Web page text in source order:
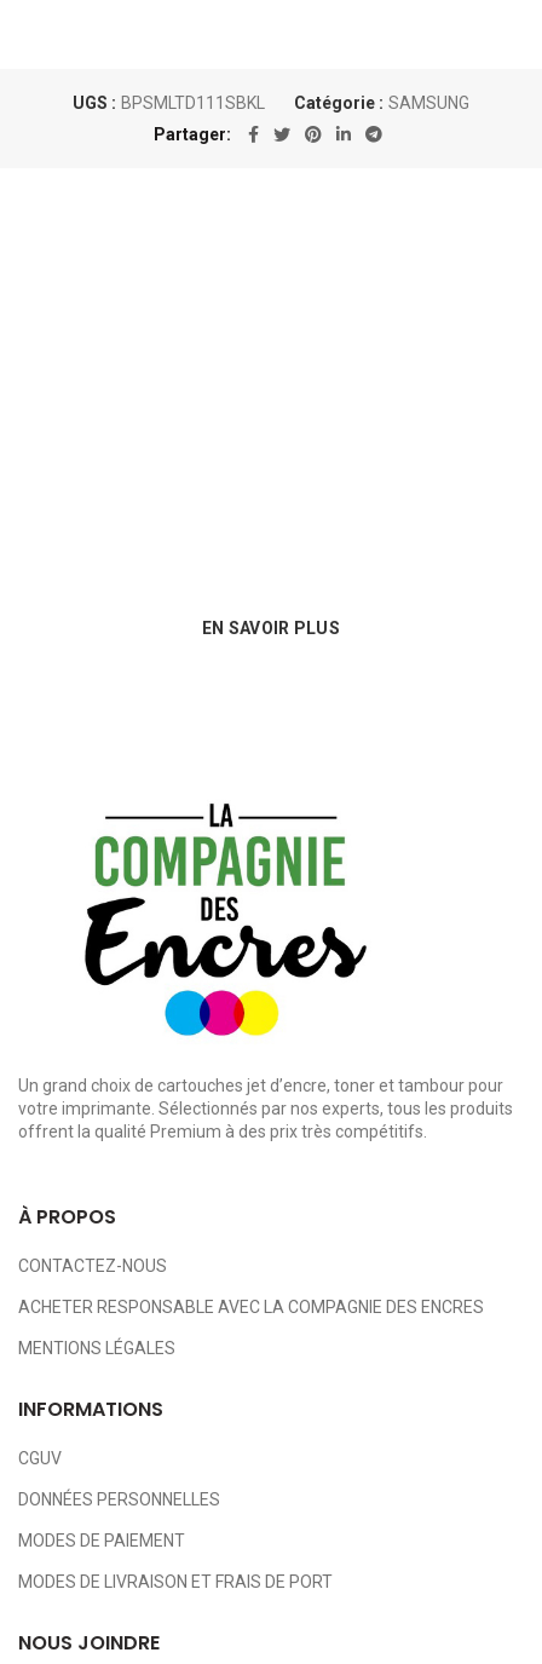
UGS : BPSMLTD111SBKL Catégorie : SAMSUNG
Partager
EN SAVOIR PLUS
Un grand choix de cartouches jet d’encre, toner et tambour pour
votre imprimante. Sélectionnés par nos experts, tous les produits
offrent la qualité Premium à des prix très compétitifs.
À PROPOS
CONTACTEZ-NOUS
ACHETER RESPONSABLE AVEC LA COMPAGNIE DES ENCRES
MENTIONS LÉGALES
INFORMATIONS
CGUV
DONNÉES PERSONNELLES
MODES DE PAIEMENT
MODES DE LIVRAISON ET FRAIS DE PORT
NOUS JOINDRE